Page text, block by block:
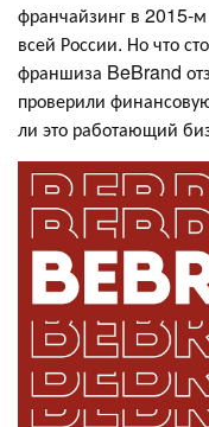
франчайзинг в 2015-м
всей России. Но что
франшиза BeBrand
проверили
ли это работающий